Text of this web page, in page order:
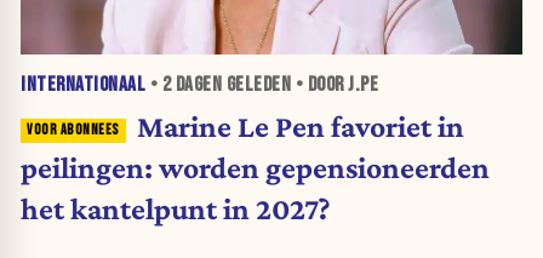
INTERNATIONAAL • 2 DAGEN GELEDEN • DOOR J.PE
Marine Le Pen favoriet in
peilingen: worden gepensioneerden
het kantelpunt in 2027?